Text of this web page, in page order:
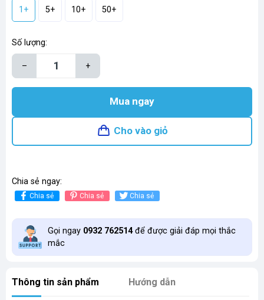
1+ 5+ 10+ 50+
Số lượng:
– +
Mua ngay
Cho vào giỏ
Chia sẻ ngay:
Chia sẻ Chia sẻ Chia sẻ
Gọi ngay 0932 762514để được giải đáp mọi thắc
mắc
Thông tin sản phẩm Hướng dẫn